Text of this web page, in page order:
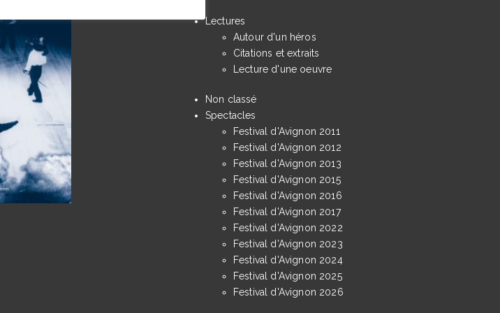
Lectures
Autour d'un héros
Citations et extraits
Lecture d'une oeuvre
Non classé
Spectacles
Festival d'Avignon 2011
Festival d'Avignon 2012
Festival d'Avignon 2013
Festival d'Avignon 2015
Festival d'Avignon 2016
Festival d'Avignon 2017
Festival d'Avignon 2022
Festival d'Avignon 2023
Festival d'Avignon 2024
Festival d'Avignon 2025
Festival d'Avignon 2026